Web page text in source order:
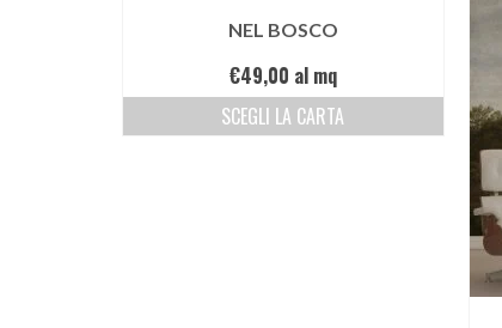
NEL BOSCO
€49,00 al mq
SCEGLI LA CARTA